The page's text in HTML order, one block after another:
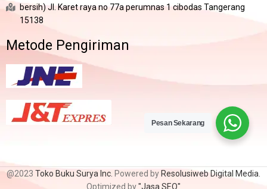
bersih) Jl. Karet raya no 77a perumnas 1 cibodas Tangerang
15138
Metode Pengiriman
@2023 Toko Buku Surya Inc. Powered by Resolusiweb Digital Media.
Optimized by"Jasa SEO"
Pesan Sekarang